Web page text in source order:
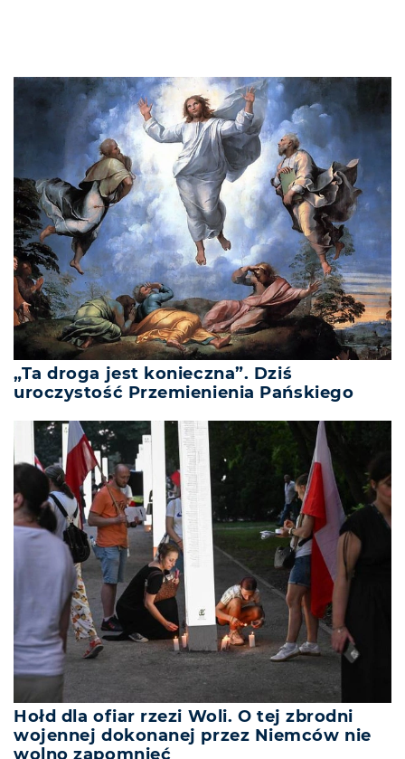
„Ta droga jest konieczna”. Dziś
uroczystość Przemienienia Pańskiego
Hołd dla ofiar rzezi Woli. O tej zbrodni
wojennej dokonanej przez Niemców nie
wolno zapomnieć